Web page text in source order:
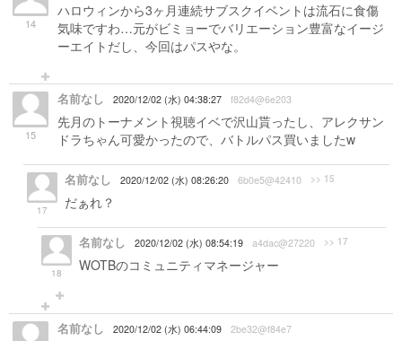
14
ハロウィンから3ヶ月連続サブスクイベントは流石に食傷
気味ですわ…元がビミョーでバリエーション豊富なイージ
ーエイトだし、今回はパスやな。
15
名前なし 2020/12/02 (水) 04:38:27 f82d4@6e203
先月のトーナメント視聴イベで沢山貰ったし、アレクサン
ドラちゃん可愛かったので、バトルパス買いましたw
17
名前なし 2020/12/02 (水) 08:26:20 6b0e5@42410 >> 15
だぁれ？
18
名前なし 2020/12/02 (水) 08:54:19 a4dac@27220 >> 17
WOTBのコミュニティマネージャー
名前なし 2020/12/02 (水) 06:44:09 2be32@f84e7